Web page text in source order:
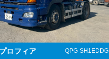
ロフィア QPG-SH1EDDG